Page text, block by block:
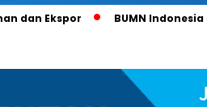
Ekspor BUMN Indonesia di